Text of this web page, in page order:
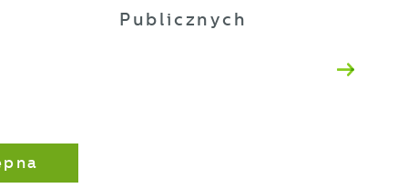
Publicznych